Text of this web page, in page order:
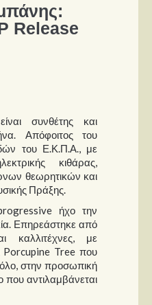
Release
συνθέτης και
Απόφοιτος του
του Ε.Κ.Π.Α., με
κιθάρας,
θεωρητικών και
Πράξης.
ήχο την
Επηρεάστηκε από
καλλιτέχνες, με
Porcupine Tree που
στην προσωπική
που αντιλαμβάνεται